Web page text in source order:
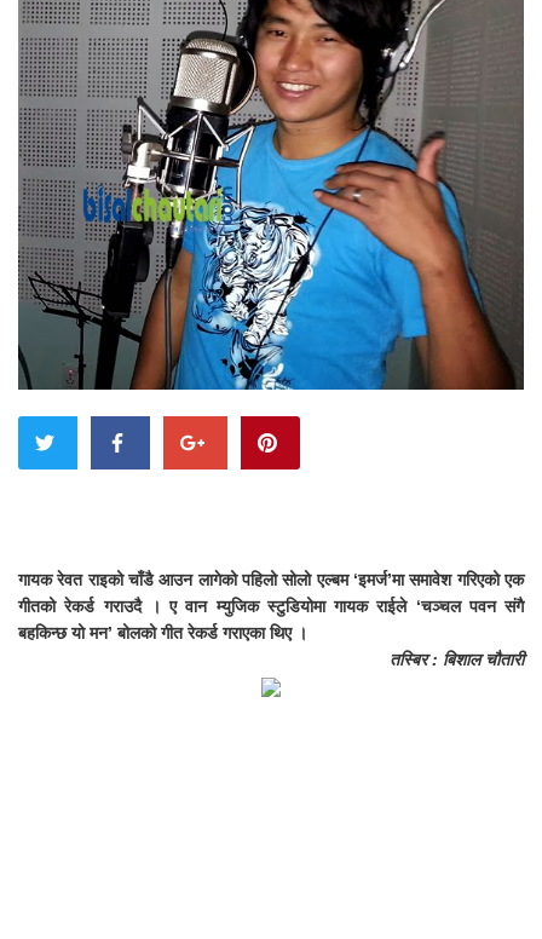
गायक रेवत राइको चाँडै आउन लागेको पहिलो सोलो एल्बम ‘इमर्ज’मा समावेश गरिएको एक
गीतको रेकर्ड गराउदै । ए वान म्युजिक स्टुडियोमा गायक राईले ‘चञ्चल पवन संगै
बहकिन्छ यो मन’ बोलको गीत रेकर्ड गराएका थिए ।
तस्बिर : बिशाल चौतारी